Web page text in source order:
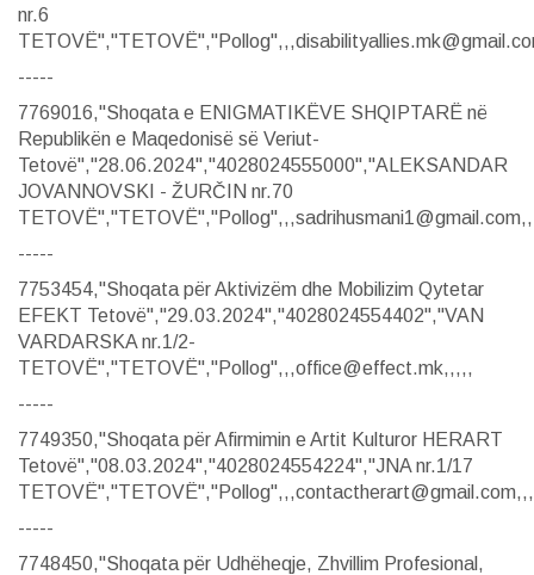
nr.6
-----
7769016,"Shoqata e ENIGMATIKËVE SHQIPTARË në
Republikën e Maqedonisë së Veriut-
Tetovë","28.06.2024","4028024555000","ALEKSANDAR
JOVANNOVSKI - ŽURČIN nr.70
-----
7753454,"Shoqata për Aktivizëm dhe Mobilizim Qytetar
EFEKT Tetovë","29.03.2024","4028024554402","VAN
VARDARSKA nr.1/2-
TETOVË","TETOVË","Pollog",,,office@effect.mk,,,,,
-----
7749350,"Shoqata për Afirmimin e Artit Kulturor HERART
Tetovë","08.03.2024","4028024554224","JNA nr.1/17
-----
7748450,"Shoqata për Udhëheqje, Zhvillim Profesional,